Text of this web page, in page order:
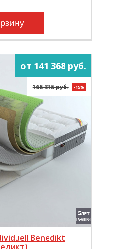
от 141 368 руб.
166 315 руб. -15%
Benedikt